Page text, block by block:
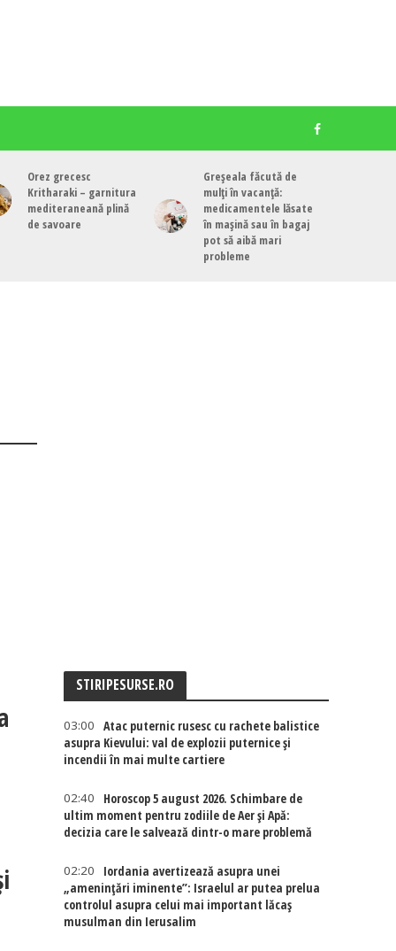
Orez grecesc
Kritharaki – garnitura
mediteraneană plină
de savoare
Greșeala făcută de
mulți în vacanță:
medicamentele lăsate
în mașină sau în bagaj
pot să aibă mari
probleme
STIRIPESURSE.RO
03:00
Atac puternic rusesc cu rachete balistice
asupra Kievului: val de explozii puternice și
incendii în mai multe cartiere
02:40
Horoscop 5 august 2026. Schimbare de
ultim moment pentru zodiile de Aer și Apă:
decizia care le salvează dintr-o mare problemă
02:20
Iordania avertizează asupra unei
„amenințări iminente”: Israelul ar putea prelua
controlul asupra celui mai important lăcaș
musulman din Ierusalim